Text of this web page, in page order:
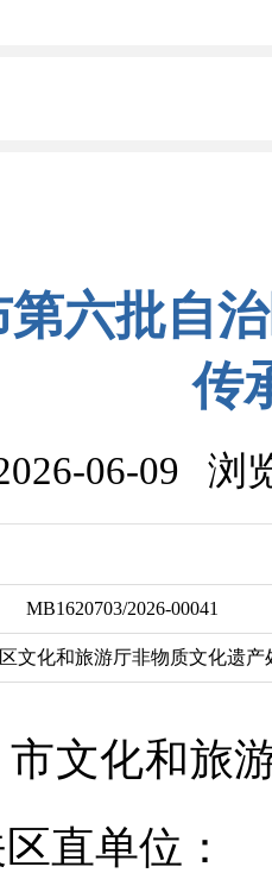
第六批自
传
06-09 浏
MB1620703/2026-00041
文化和旅游厅非物质文化遗产
文化和旅
直单位 ：